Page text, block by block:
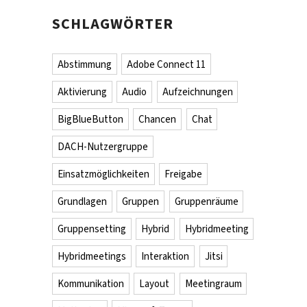
SCHLAGWÖRTER
Abstimmung Adobe Connect 11
Aktivierung Audio Aufzeichnungen
BigBlueButton Chancen Chat
DACH-Nutzergruppe
Einsatzmöglichkeiten Freigabe
Grundlagen Gruppen Gruppenräume
Gruppensetting Hybrid Hybridmeeting
Hybridmeetings Interaktion Jitsi
Kommunikation Layout Meetingraum